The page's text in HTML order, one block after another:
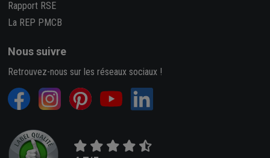
Rapport RSE
La REP PMCB
Nous suivre
Retrouvez-nous sur les réseaux sociaux !